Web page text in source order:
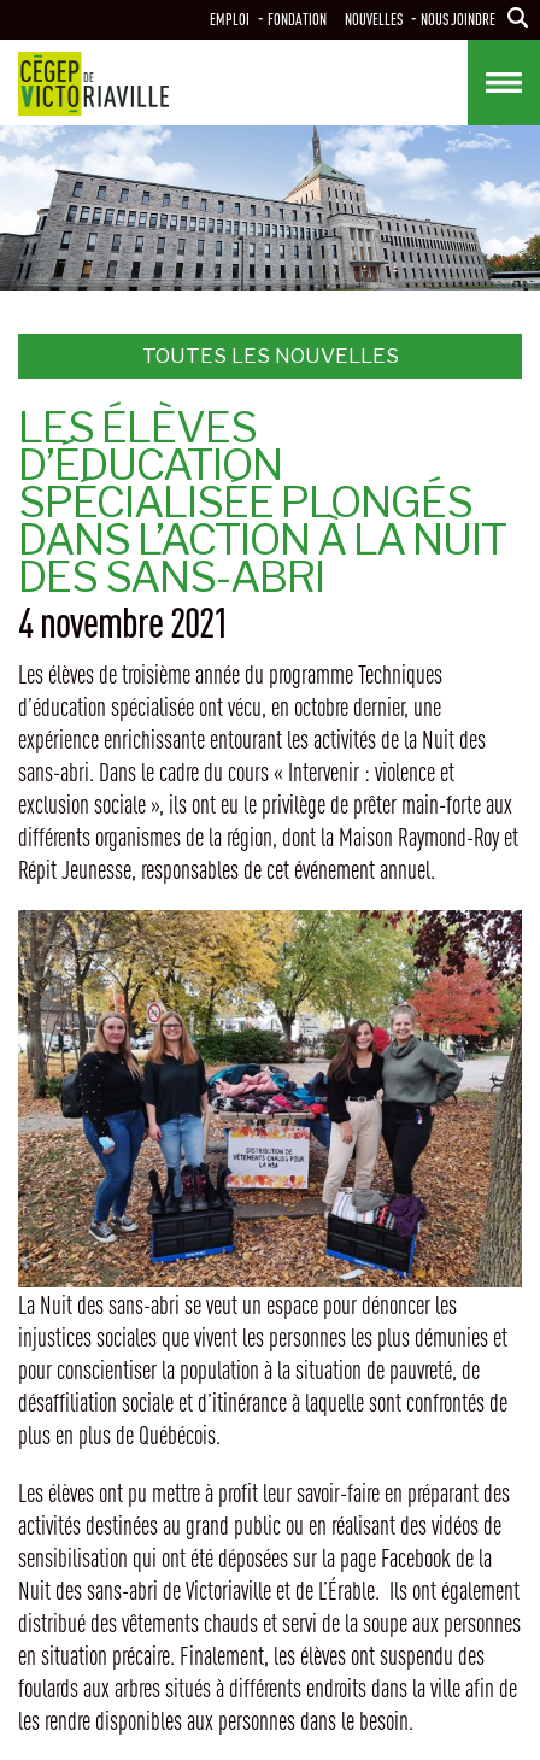
au
contenu
principal
EMPLOI FONDATION NOUVELLES NOUS JOINDRE
TOUTES LES NOUVELLES
LES ÉLÈVES
D’ÉDUCATION
SPÉCIALISÉE PLONGÉS
DANS L’ACTION À LA NUIT
DES SANS-ABRI
4 novembre 2021
Les élèves de troisième année du programme Techniques
d’éducation spécialisée ont vécu, en octobre dernier, une
expérience enrichissante entourant les activités de la Nuit des
sans-abri. Dans le cadre du cours « Intervenir : violence et
exclusion sociale », ils ont eu le privilège de prêter main-forte aux
différents organismes de la région, dont la Maison Raymond-Roy et
Répit Jeunesse, responsables de cet événement annuel.
La Nuit des sans-abri se veut un espace pour dénoncer les
injustices sociales que vivent les personnes les plus démunies et
pour conscientiser la population à la situation de pauvreté, de
désaffiliation sociale et d’itinérance à laquelle sont confrontés de
plus en plus de Québécois.
Les élèves ont pu mettre à profit leur savoir-faire en préparant des
activités destinées au grand public ou en réalisant des vidéos de
sensibilisation qui ont été déposées sur la page Facebook de la
Nuit des sans-abri de Victoriaville et de L’Érable. Ils ont également
distribué des vêtements chauds et servi de la soupe aux personnes
en situation précaire. Finalement, les élèves ont suspendu des
foulards aux arbres situés à différents endroits dans la ville afin de
les rendre disponibles aux personnes dans le besoin.